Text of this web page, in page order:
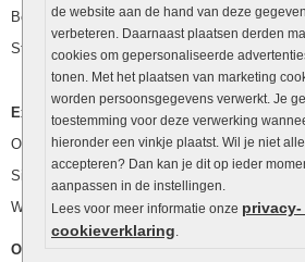
de website aan de hand van deze
verbeteren. Daarnaast plaatsen derden
cookies om gepersonaliseerde
tonen. Met het plaatsen van marketing
worden persoonsgegevens verwerkt. Je
toestemming voor deze verwerking
hieronder een vinkje plaatst. Wil je niet
accepteren? Dan kan je dit op ieder
aanpassen in de instellingen.
Lees voor meer informatie onze privacy-
cookieverklaring.
Betonblokken
Stapelstenen
Extra benodigdheden
Ophoogzand
Siergrind en siersplit
Waterafvoer
Overig